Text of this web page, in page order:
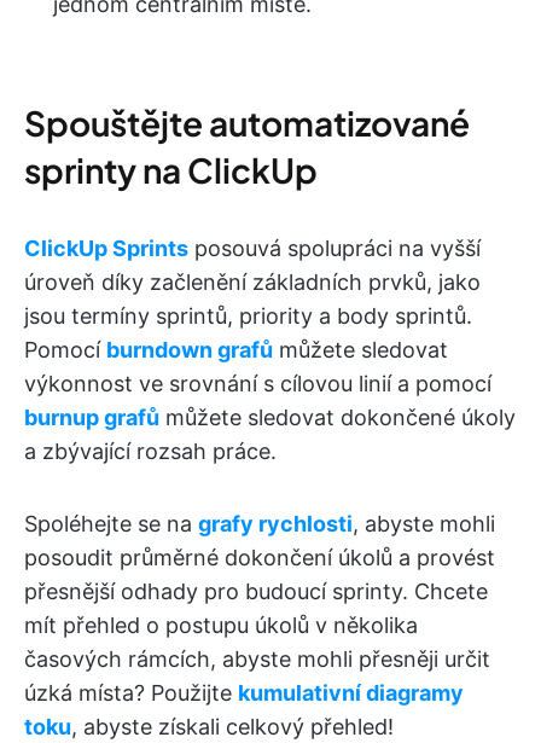
Spouštějte automatizované
sprinty na ClickUp
ClickUp Sprints posouvá spolupráci na vyšší
úroveň díky začlenění základních prvků, jako
jsou termíny sprintů, priority a body sprintů.
Pomocí burndown grafů můžete sledovat
výkonnost ve srovnání s cílovou linií a pomocí
burnup grafů můžete sledovat dokončené úkoly
a zbývající rozsah práce.
Spoléhejte se na grafy rychlosti, abyste mohli
posoudit průměrné dokončení úkolů a provést
přesnější odhady pro budoucí sprinty. Chcete
mít přehled o postupu úkolů v několika
časových rámcích, abyste mohli přesněji určit
úzká místa? Použijte kumulativní diagramy
toku, abyste získali celkový přehled!